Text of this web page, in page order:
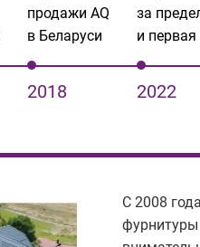
продажи AQ
в Беларуси
2018
за
и
2022
С 2008